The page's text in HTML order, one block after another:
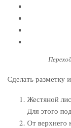
Сделать разметку
Жестяной
Для этого
От верхнего